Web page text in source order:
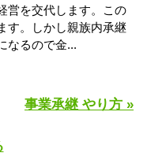
営を交代します。この
す。しかし親族内承継
なるので金...
事業承継 やり方 »